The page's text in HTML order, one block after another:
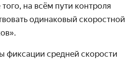
на всём пути контроля
одинаковый скоростной
фиксации средней скорости